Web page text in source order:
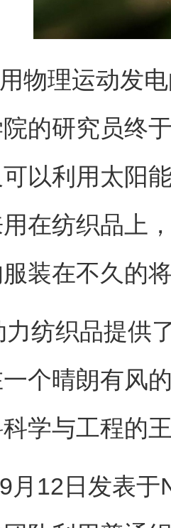
物理运动发
的研究员终
以利用太阳
在纺织品上
装在不久的
力纺织品提供
个晴朗有风
学与工程的
月12日发表